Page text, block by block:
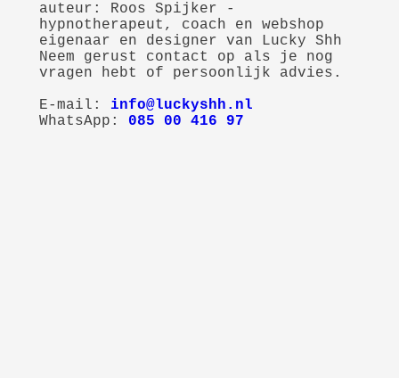
auteur: Roos Spijker -
hypnotherapeut, coach en webshop
eigenaar en designer van Lucky Shh
Neem gerust contact op als je nog
vragen hebt of persoonlijk advies.
E-mail: info@luckyshh.nl
WhatsApp: 085 00 416 97